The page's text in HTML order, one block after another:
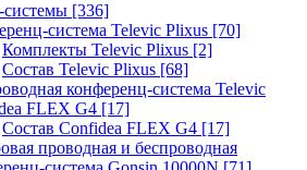
[336]
система Televic Plixus [70]
Комплекты Televic Plixus [2]
Состав Televic Plixus [68]
конференц-система Televic
FLEX G4 [17]
Состав Confidea FLEX G4 [17]
проводная и беспроводная